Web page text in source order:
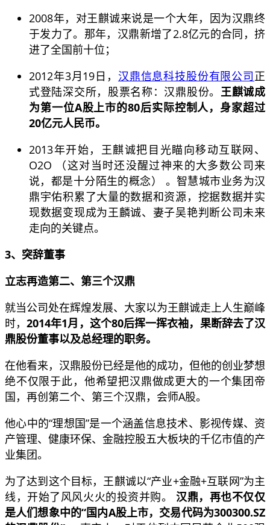
2008年，对王麒诚来说是一个大年，因为汉鼎终
于发力了。那年，汉鼎新增了2.8亿元的合同，挤
进了全国前十位；
2012年3月19日， 汉鼎信息科技股份有限公司正
式登陆深交所，股票名称：汉鼎股份。 王麒诚成
为第一位A股上市的80后实际控制人，身家超过
20亿元人民币。
2013年开始，王麒诚把目光瞄向移动互联网、
O2O （这对当时还没醒过神来的大多数公司来
说，都是十分陌生的概念） 。智慧城市业务为汉
鼎宇佑积累了大量的数据和资源，挖据数据并实
现数据变现成为王麟诚、妻子吴艳判断公司未来
走向的关键点。
3、突辞董事
立志再造第二、第三个汉鼎
就当公司处在辉煌发展、大家以为王麒诚走上人生巅峰
时，2014年1月，这个80后挥一挥衣袖，果断辞去了汉
鼎股份董事以及总经理的职务。
在他看来，汉鼎股份已经是他的成功，但他的创业梦想
绝不仅限于此，他希望把汉鼎做成更大的一个集团帝
国，再创第二个、第三个汉鼎，会师A股。
他心中的“理想国”是一个涵盖信息技术、影视传媒、资
产管理、健康环保、金融控股五大板块的千亿市值的产
业集团。
为了达到这个目标，王麒诚以“产业+金融+互联网”为主
线，开始了风风火火的投资并购。汉鼎，再也不仅仅
是人们想象中的“国内A股上市，交易代码为300300.SZ